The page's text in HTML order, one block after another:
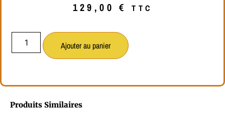
129,00€ TTC
Ajouter au panier
Produits Similaires